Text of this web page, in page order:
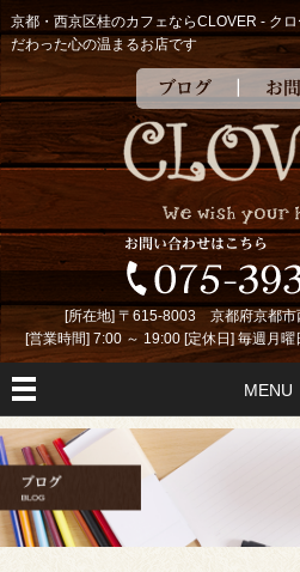
京都・西京区桂のカフェならCLOVER - ク
だわった心の温まるお店です
ブログ
[所在地] 〒615-8003 京都府京都市
[営業時間] 7:00 ～ 19:00 [定休日] 毎週月曜
MENU